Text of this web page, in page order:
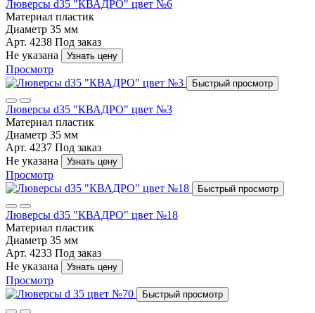
Люверсы d35 "КВАДРО" цвет №6
Материал пластик
Диаметр 35 мм
Арт. 4238 Под заказ
Не указана
Узнать цену
Просмотр
Быстрый просмотр
Люверсы d35 "КВАДРО" цвет №3
Материал пластик
Диаметр 35 мм
Арт. 4237 Под заказ
Не указана
Узнать цену
Просмотр
Быстрый просмотр
Люверсы d35 "КВАДРО" цвет №18
Материал пластик
Диаметр 35 мм
Арт. 4233 Под заказ
Не указана
Узнать цену
Просмотр
Быстрый просмотр